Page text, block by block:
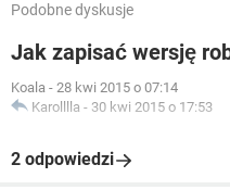
Podobne dyskusje
Jak zapisać wersję
Koala - 28 kwi 2015 o 07:14
Karolllla - 30 kwi 2015 o 17:53
2 odpowiedzi